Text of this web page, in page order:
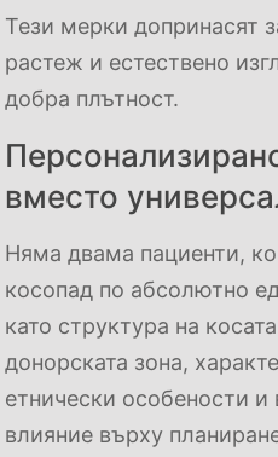
Тези мерки допринасят
растеж и естествено
добра плътност.
вместо
Няма двама пациенти,
косопад по абсолютно
като структура на
донорската зона,
етнически особености и
влияние върху